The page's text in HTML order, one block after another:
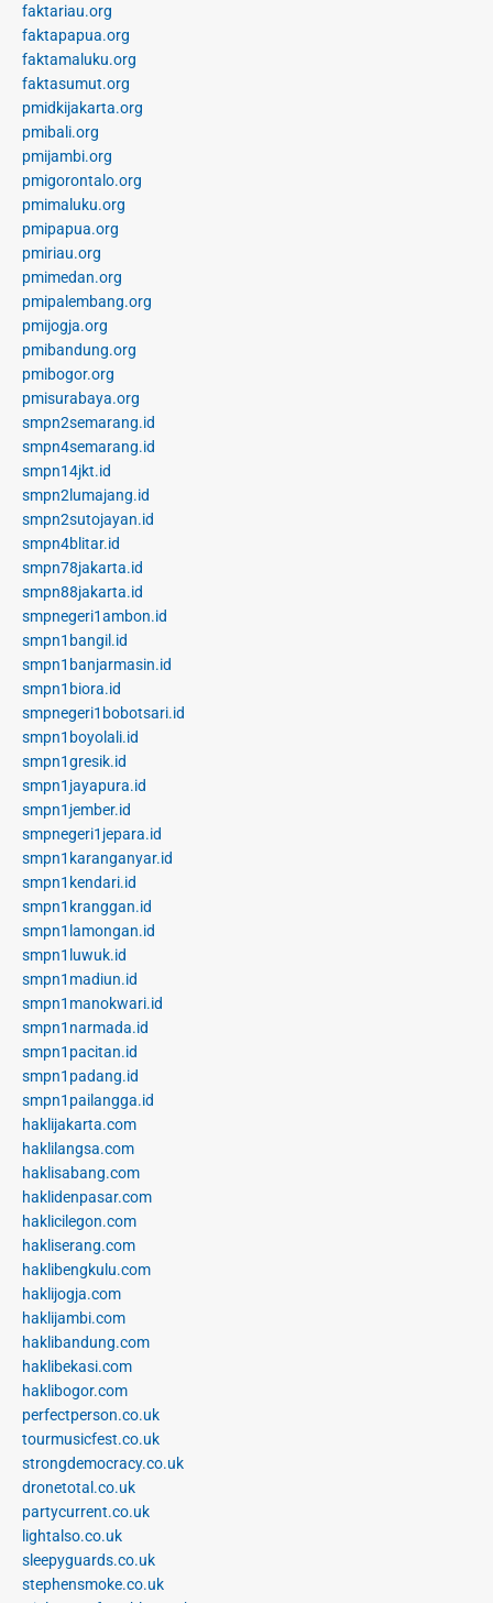
faktariau.org
faktapapua.org
faktamaluku.org
faktasumut.org
pmidkijakarta.org
pmibali.org
pmijambi.org
pmigorontalo.org
pmimaluku.org
pmipapua.org
pmiriau.org
pmimedan.org
pmipalembang.org
pmijogja.org
pmibandung.org
pmibogor.org
pmisurabaya.org
smpn2semarang.id
smpn4semarang.id
smpn14jkt.id
smpn2lumajang.id
smpn2sutojayan.id
smpn4blitar.id
smpn78jakarta.id
smpn88jakarta.id
smpnegeri1ambon.id
smpn1bangil.id
smpn1banjarmasin.id
smpn1biora.id
smpnegeri1bobotsari.id
smpn1boyolali.id
smpn1gresik.id
smpn1jayapura.id
smpn1jember.id
smpnegeri1jepara.id
smpn1karanganyar.id
smpn1kendari.id
smpn1kranggan.id
smpn1lamongan.id
smpn1luwuk.id
smpn1madiun.id
smpn1manokwari.id
smpn1narmada.id
smpn1pacitan.id
smpn1padang.id
smpn1pailangga.id
haklijakarta.com
haklilangsa.com
haklisabang.com
haklidenpasar.com
haklicilegon.com
hakliserang.com
haklibengkulu.com
haklijogja.com
haklijambi.com
haklibandung.com
haklibekasi.com
haklibogor.com
perfectperson.co.uk
tourmusicfest.co.uk
strongdemocracy.co.uk
dronetotal.co.uk
partycurrent.co.uk
lightalso.co.uk
sleepyguards.co.uk
stephensmoke.co.uk